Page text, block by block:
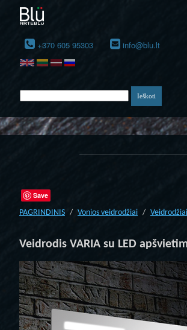
+370 605 95303 info@blu.lt
Save
PAGRINDINIS
Vonios veidrodžiai
Veidrodis VARIA su LED